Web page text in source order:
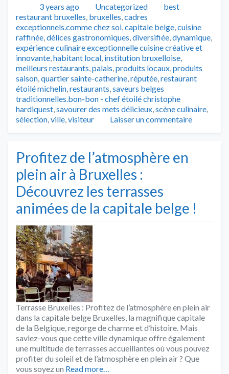
Publié3 years ago Catégories
Uncategorized Tags
best
restaurant bruxelles, bruxelles,cadres
exceptionnels.comme chez soi,capitale belge,cuisine
raffinée,délices gastronomiques,diversifiée,dynamique,
expérience culinaire exceptionnelle cuisine créative et
innovante,habitant local, institution bruxelloise,
meilleurs restaurants,palais,produits locaux,produits
saison,quartier sainte-catherine,réputée,restaurant
étoilé michelin,restaurants,saveurs belges
traditionnelles.bon-bon - chef étoilé christophe
hardiquest,savourer des mets délicieux,scène culinaire,
sélection,ville,visiteur Laisser un commentaire
Profitez de l’atmosphère en
plein air à Bruxelles :
Découvrez les terrasses
animées de la capitale belge !
Terrasse Bruxelles : Profitez de l’atmosphère en plein air
dans la capitale belge Bruxelles, la magnifique capitale
de la Belgique, regorge de charme et d’histoire. Mais
saviez-vous que cette ville dynamique offre également
une multitude de terrasses accueillantes où vous pouvez
profiter du soleil et de l’atmosphère en plein air ? Que
vous soyez un Read more…